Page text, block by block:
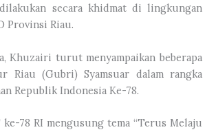
secara khidmat di lingkungan
Provinsi Riau.
Khuzairi turut menyampaikan beberapa
Riau (Gubri) Syamsuar dalam rangka
Republik Indonesia Ke-78.
78 RI mengusung tema “Terus Melaju